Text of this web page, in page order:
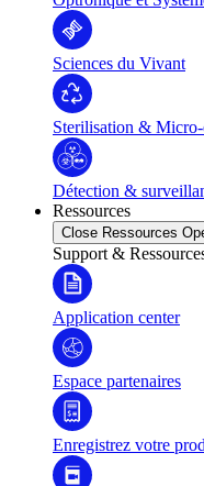
Sciences du Vivant
Sterilisation & Micro-
Détection &
Ressources
Close Ressources
Support &
Application center
Espace partenaires
Enregistrez votre